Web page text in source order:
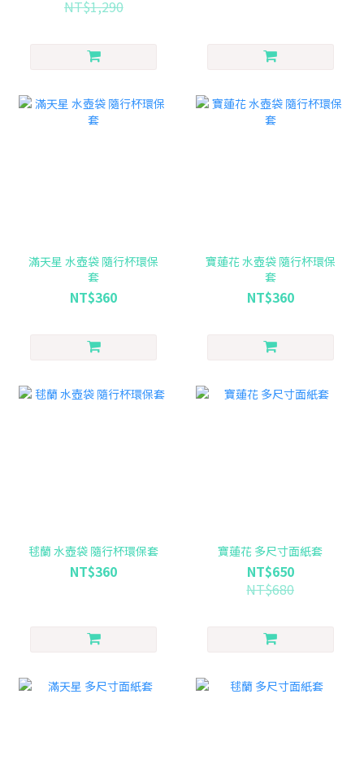
NT$1,290
滿天星 水壺袋 隨行杯環保
套
NT$360
寶蓮花 水壺袋 隨行杯環保
套
NT$360
毬蘭 水壺袋 隨行杯環保套
NT$360
寶蓮花 多尺寸面紙套
NT$650
NT$680